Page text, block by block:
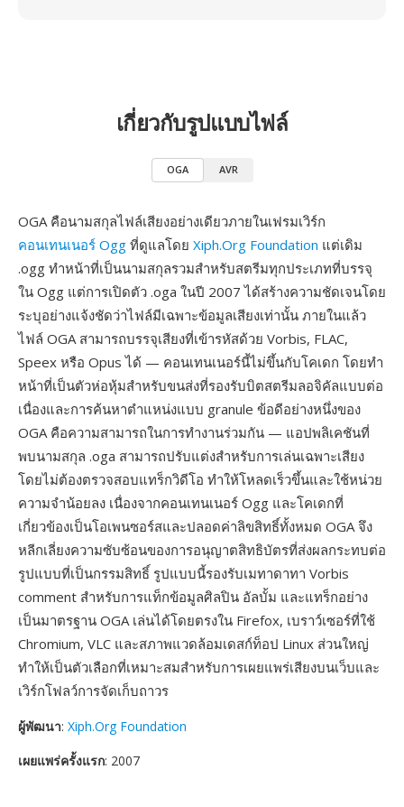
เกี่ยวกับรูปแบบไฟล์
OGA AVR
OGA คือนามสกุลไฟล์เสียงอย่างเดียวภายในเฟรมเวิร์ก
คอนเทนเนอร์ Ogg ที่ดูแลโดย Xiph.Org Foundation แต่เดิม
.ogg ทำหน้าที่เป็นนามสกุลรวมสำหรับสตรีมทุกประเภทที่บรรจุ
ใน Ogg แต่การเปิดตัว .oga ในปี 2007 ได้สร้างความชัดเจนโดย
ระบุอย่างแจ้งชัดว่าไฟล์มีเฉพาะข้อมูลเสียงเท่านั้น ภายในแล้ว
ไฟล์ OGA สามารถบรรจุเสียงที่เข้ารหัสด้วย Vorbis, FLAC,
Speex หรือ Opus ได้ — คอนเทนเนอร์นี้ไม่ขึ้นกับโคเดก โดยทำ
หน้าที่เป็นตัวห่อหุ้มสำหรับขนส่งที่รองรับบิตสตรีมลอจิคัลแบบต่อ
เนื่องและการค้นหาตำแหน่งแบบ granule ข้อดีอย่างหนึ่งของ
OGA คือความสามารถในการทำงานร่วมกัน — แอปพลิเคชันที่
พบนามสกุล .oga สามารถปรับแต่งสำหรับการเล่นเฉพาะเสียง
โดยไม่ต้องตรวจสอบแทร็กวิดีโอ ทำให้โหลดเร็วขึ้นและใช้หน่วย
ความจำน้อยลง เนื่องจากคอนเทนเนอร์ Ogg และโคเดกที่
เกี่ยวข้องเป็นโอเพนซอร์สและปลอดค่าลิขสิทธิ์ทั้งหมด OGA จึง
หลีกเลี่ยงความซับซ้อนของการอนุญาตสิทธิบัตรที่ส่งผลกระทบต่อ
รูปแบบที่เป็นกรรมสิทธิ์ รูปแบบนี้รองรับเมทาดาทา Vorbis
comment สำหรับการแท็กข้อมูลศิลปิน อัลบั้ม และแทร็กอย่าง
เป็นมาตรฐาน OGA เล่นได้โดยตรงใน Firefox, เบราว์เซอร์ที่ใช้
Chromium, VLC และสภาพแวดล้อมเดสก์ท็อป Linux ส่วนใหญ่
ทำให้เป็นตัวเลือกที่เหมาะสมสำหรับการเผยแพร่เสียงบนเว็บและ
เวิร์กโฟลว์การจัดเก็บถาวร
ผู้พัฒนา: Xiph.Org Foundation
เผยแพร่ครั้งแรก: 2007